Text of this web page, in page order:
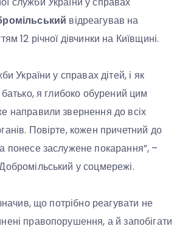
відреагував на
12 річної дівчинки на Київщині.
України у справах дітей, і як
я глибоко обурений цим
направили звернення до всіх
Повірте, кожен причетний до
понесе заслужене покарання”, –
у соцмережі.
що потрібно реагувати не
правопорушення, а й запобігати